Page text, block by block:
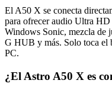
El A50 X se conecta
para ofrecer audio Ultra
Windows Sonic, mezcla de
G HUB y más. Solo toca el
PC.
¿El Astro A50 X es